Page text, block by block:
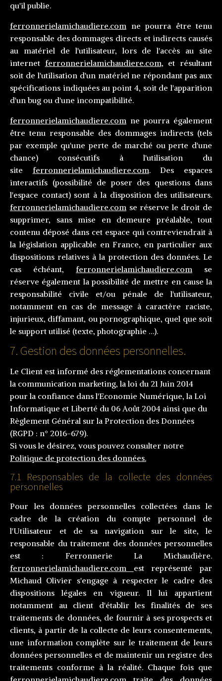
qu'il publie.
ferronnerielamichaudiere.com ne pourra être tenu
responsable des dommages directs et indirects causés
au matériel de l'utilisateur, lors de l'accès au site
internet ferronnerielamichaudiere.com, et résultant
soit de l'utilisation d'un matériel ne répondant pas aux
spécifications indiquées au point 4, soit de l'apparition
d'un bug ou d'une incompatibilité.
ferronnerielamichaudiere.com ne pourra également
être tenu responsable des dommages indirects (tels
par exemple qu'une perte de marché ou perte d'une
chance) consécutifs à l'utilisation du
site ferronnerielamichaudiere.com. Des espaces
interactifs (possibilité de poser des questions dans
l'espace contact) sont à la disposition des utilisateurs.
ferronnerielamichaudiere.com se réserve le droit de
supprimer, sans mise en demeure préalable, tout
contenu déposé dans cet espace qui contreviendrait à
la législation applicable en France, en particulier aux
dispositions relatives à la protection des données. Le
cas échéant, ferronnerielamichaudiere.com se
réserve également la possibilité de mettre en cause la
responsabilité civile et/ou pénale de l'utilisateur,
notamment en cas de message à caractère raciste,
injurieux, diffamant, ou pornographique, quel que soit
le support utilisé (texte, photographie …).
7. Gestion des données personnelles.
Le Client est informé des réglementations concernant
la communication marketing, la loi du 21 Juin 2014
pour la confiance dans l'Economie Numérique, la Loi
Informatique et Liberté du 06 Août 2004 ainsi que du
Règlement Général sur la Protection des Données
(RGPD : n° 2016-679).
Si vous le désirez, vous pouvez consulter notre
Politique de protection des données.
7.1 Responsables de la collecte des données
personnelles
Pour les données personnelles collectées dans le
cadre de la création du compte personnel de
l'Utilisateur et de sa navigation sur le site, le
responsable du traitement des données personnelles
est : Ferronnerie La Michaudière.
ferronnerielamichaudiere.com est représenté par
Michaud Olivier s'engage à respecter le cadre des
dispositions légales en vigueur. Il lui appartient
notamment au client d'établir les finalités de ses
traitements de données, de fournir à ses prospects et
clients, à partir de la collecte de leurs consentements,
une information complète sur le traitement de leurs
données personnelles et de maintenir un registre des
traitements conforme à la réalité. Chaque fois que